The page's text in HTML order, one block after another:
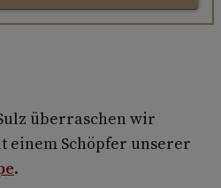
überraschen wir
einem Schöpfer unserer
.